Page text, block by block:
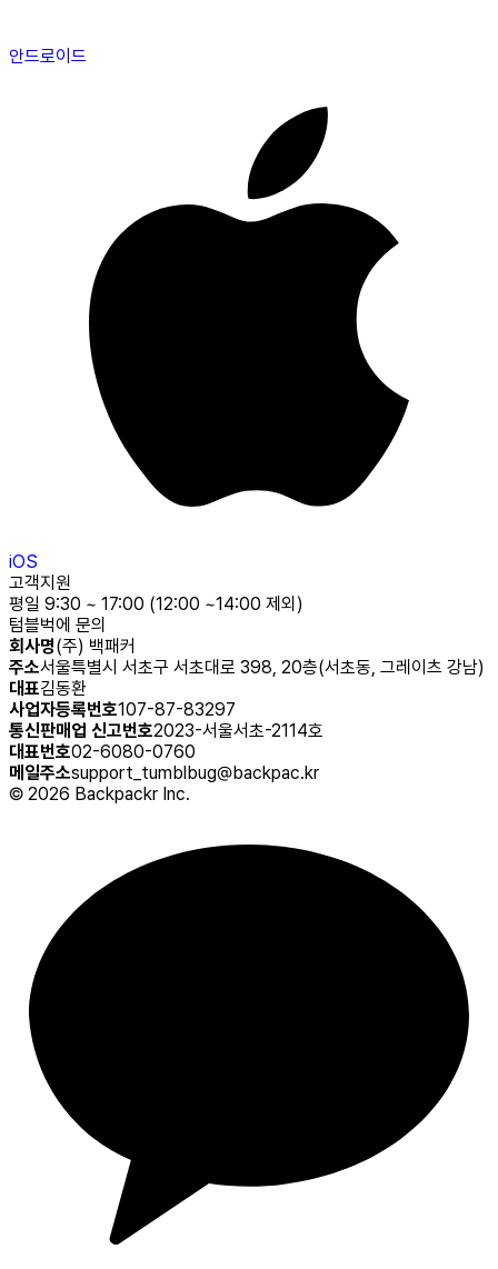
안드로이드
iOS
고객지원
평일 9:30 ~ 17:00 (12:00 ~14:00 제외)
텀블벅에 문의
회사명(주) 백패커
주소서울특별시 서초구 서초대로 398, 20층(서초동, 그레이츠 강남)
대표김동환
사업자등록번호107-87-83297
통신판매업 신고번호2023-서울서초-2114호
대표번호02-6080-0760
메일주소support_tumblbug@backpac.kr
© 2026 Backpackr Inc.